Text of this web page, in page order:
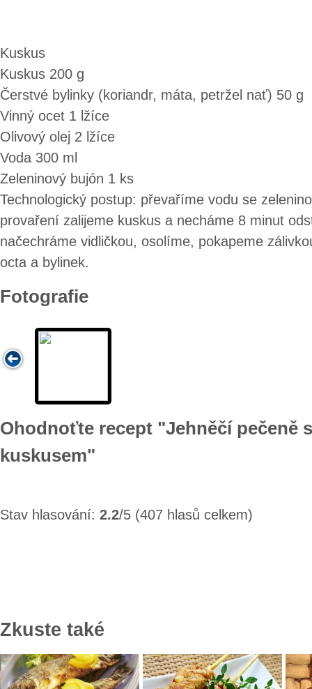
Kuskus
Kuskus 200 g
Čerstvé bylinky (koriandr, máta, petržel nať) 50 g
Vinný ocet 1 lžíce
Olivový olej 2 lžíce
Voda 300 ml
Zeleninový bujón 1 ks
Technologický postup: převaříme vodu se
provaření zalijeme kuskus a necháme 8 minut
načechráme vidličkou, osolíme, pokapeme
octa a bylinek.
Fotografie
Ohodnoťte recept "Jehněčí pečeně
kuskusem"
Stav hlasování: 2.2/5 (407 hlasů celkem)
Zkuste také